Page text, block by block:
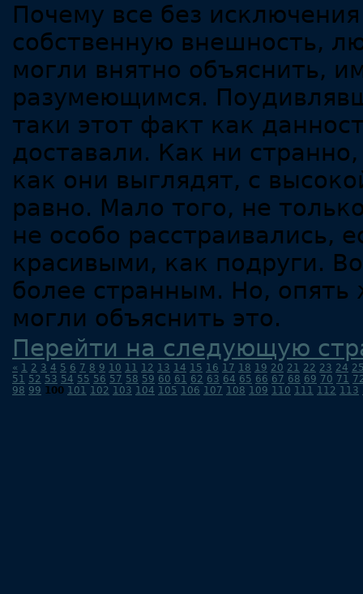
Почему все без
собственную внешность,
могли внятно объяснить,
разумеющимся.
таки этот факт как
доставали. Как ни
как они выглядят, с
равно. Мало того, не
не особо расстраивались,
красивыми, как подруги.
более странным. Но,
могли объяснить это.
Перейти на следующую
« 1 2 3 4 5 6 7 8 9 10 11 12 13 14 15 16 17 18 19 20 21 22 23 24
51 52 53 54 55 56 57 58 59 60 61 62 63 64 65 66 67 68 69 70 71
98 99 100 101 102 103 104 105 106 107 108 109 110 111 112 113